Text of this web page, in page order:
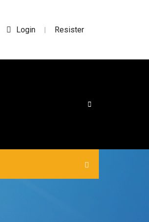
Login | Resister